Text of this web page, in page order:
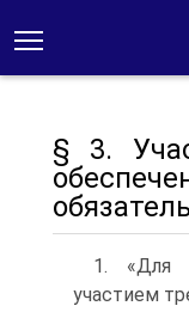
§ 3.
1. «Для
участием